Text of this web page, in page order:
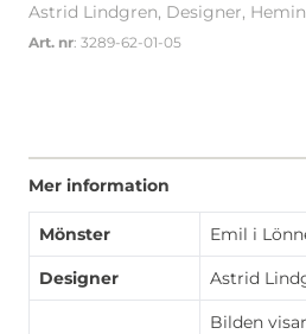
Astrid Lindgren, Designer,
Art. nr: 3289-62-01-05
Mer information
Mönster Emil i
Designer Astrid
Bilden